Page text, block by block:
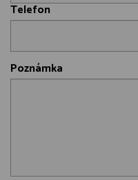
Telefon
Poznámka